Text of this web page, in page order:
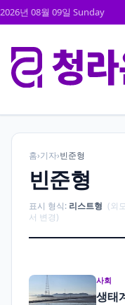
2026년 08월 09일 Sunday
홈›기자›빈준형
빈준형
표시 형식: 리스트형 (외
서 변경)
사회
생태